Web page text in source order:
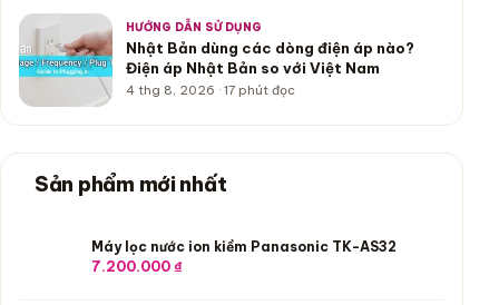
HƯỚNG DẪN SỬ DỤNG
Nhật Bản dùng các dòng điện áp nào?
Điện áp Nhật Bản so với Việt Nam
4 thg 8, 2026 · 17 phút đọc
Sản phẩm mới nhất
Máy lọc nước ion kiềm Panasonic TK-AS32
7.200.000 ₫